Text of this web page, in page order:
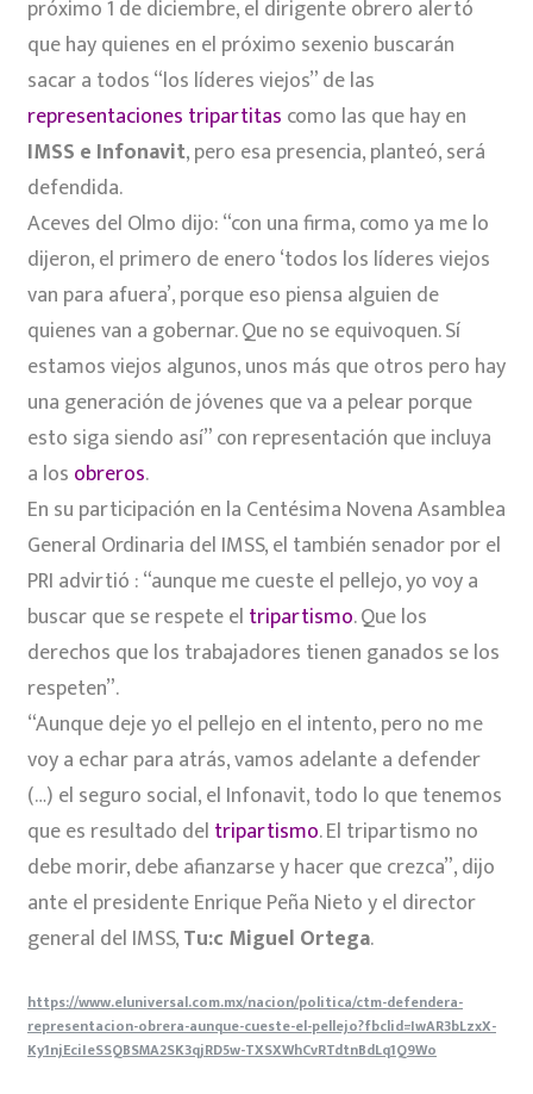
próximo 1 de diciembre, el dirigente obrero alertó
que hay quienes en el próximo sexenio buscarán
sacar a todos “los líderes viejos” de las
representaciones tripartitas como las que hay en
IMSS e Infonavit, pero esa presencia, planteó, será
defendida.
Aceves del Olmo dijo: “con una firma, como ya me lo
dijeron, el primero de enero ‘todos los líderes viejos
van para afuera’, porque eso piensa alguien de
quienes van a gobernar. Que no se equivoquen. Sí
estamos viejos algunos, unos más que otros pero hay
una generación de jóvenes que va a pelear porque
esto siga siendo así” con representación que incluya
a los obreros.
En su participación en la Centésima Novena Asamblea
General Ordinaria del IMSS, el también senador por el
PRI advirtió : “aunque me cueste el pellejo, yo voy a
buscar que se respete el tripartismo. Que los
derechos que los trabajadores tienen ganados se los
respeten”.
“Aunque deje yo el pellejo en el intento, pero no me
voy a echar para atrás, vamos adelante a defender
(…) el seguro social, el Infonavit, todo lo que tenemos
que es resultado del tripartismo. El tripartismo no
debe morir, debe afianzarse y hacer que crezca”, dijo
ante el presidente Enrique Peña Nieto y el director
general del IMSS,Tu:c Miguel Ortega.
https://www.eluniversal.com.mx/nacion/politica/ctm-defendera-
representacion-obrera-aunque-cueste-el-pellejo?fbclid=IwAR3bLzxX-
Ky1njEciIeSSQBSMA2SK3qjRD5w-TXSXWhCvRTdtnBdLq1Q9Wo